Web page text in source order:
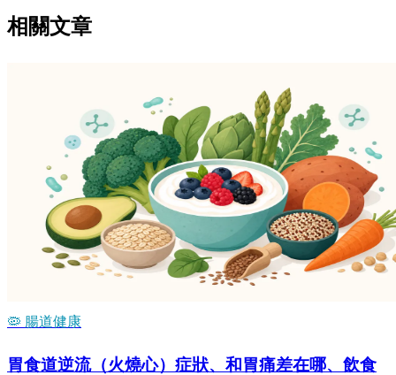
相關文章
🦠 腸道健康
胃食道逆流（火燒心）症狀、和胃痛差在哪、飲食